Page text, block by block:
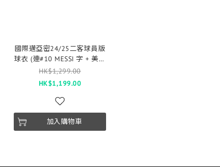
國際邁亞密24/25二客球員版
球衣 (連#10 MESSI 字 + 美職
聯臂章 + 廣告 )
HK$1,299.00
HK$1,199.00
加入購物車